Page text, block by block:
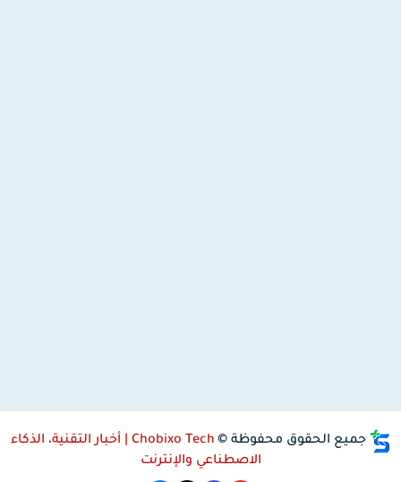
جميع الحقوق محفوظة ©
Chobixo Tech | أخبار التقنية، الذكاء
الاصطناعي والإنترنت